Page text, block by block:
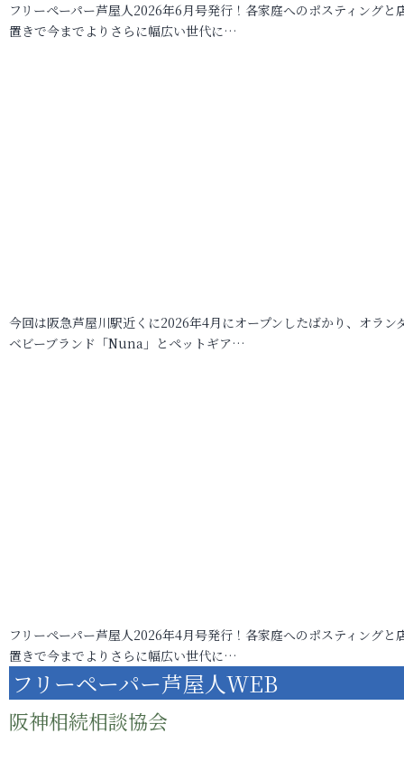
フリーペーパー芦屋人2026年6月号発行！各家庭へのポスティングと
置きで今までよりさらに幅広い世代に…
今回は阪急芦屋川駅近くに2026年4月にオープンしたばかり、オラン
ベビーブランド「Nuna」とペットギア…
フリーペーパー芦屋人2026年4月号発行！各家庭へのポスティングと
置きで今までよりさらに幅広い世代に…
フリーペーパー芦屋人WEB
阪神相続相談協会